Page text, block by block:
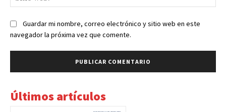
Guardar mi nombre, correo electrónico y sitio web en este
navegador la próxima vez que comente.
Últimos artículos